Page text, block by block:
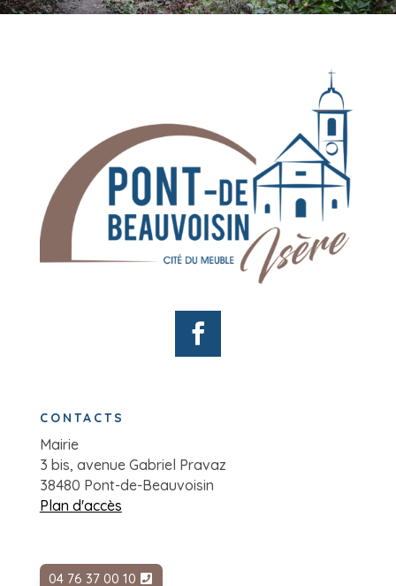
CONTACTS
Mairie
3 bis, avenue Gabriel Pravaz
38480 Pont-de-Beauvoisin
Plan d'accès
04 76 37 00 10